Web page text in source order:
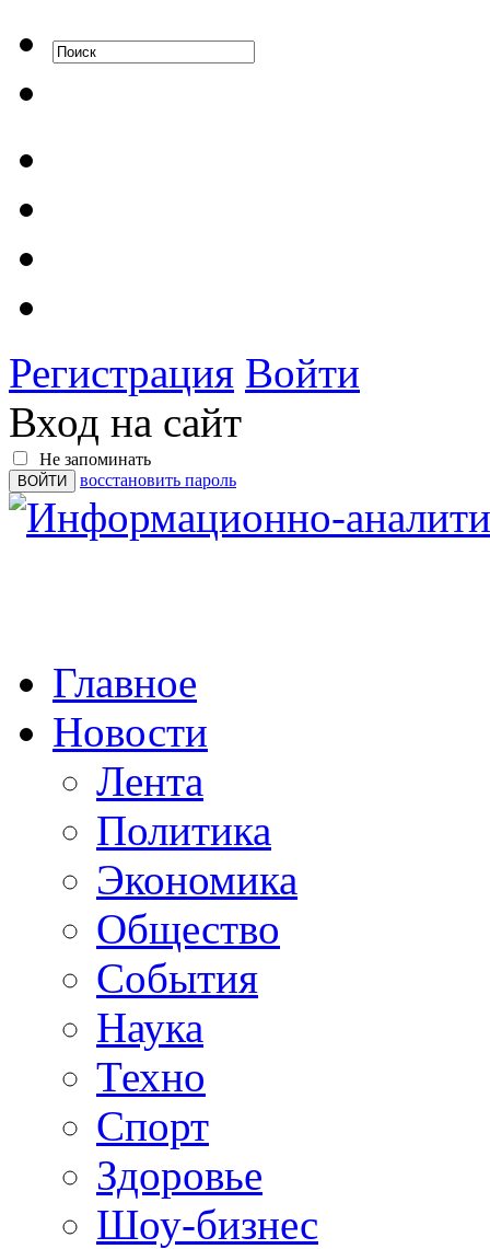
Регистрация Войти
Вход на сайт
Не запоминать
восстановить пароль
Главное
Новости
Лента
Политика
Экономика
Общество
События
Наука
Техно
Спорт
Здоровье
Шоу-бизнес